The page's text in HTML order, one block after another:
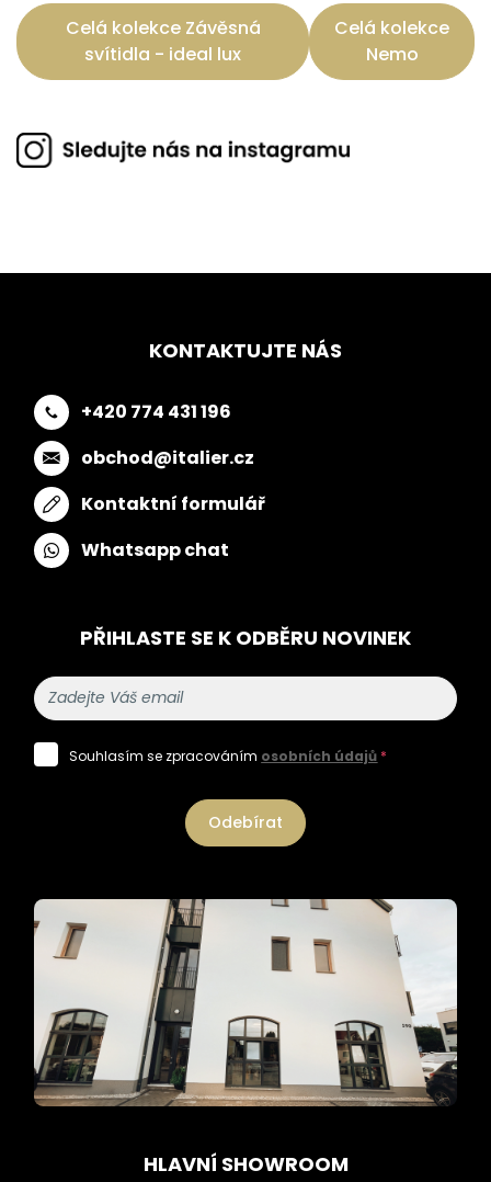
Celá kolekce Závěsná
svítidla - ideal lux
Celá kolekce
Nemo
KONTAKTUJTE NÁS
+420 774 431 196
obchod@italier.cz
Kontaktní formulář
Whatsapp chat
PŘIHLASTE SE K ODBĚRU NOVINEK
Souhlasím se zpracováním osobních údajů *
Odebírat
HLAVNÍ SHOWROOM